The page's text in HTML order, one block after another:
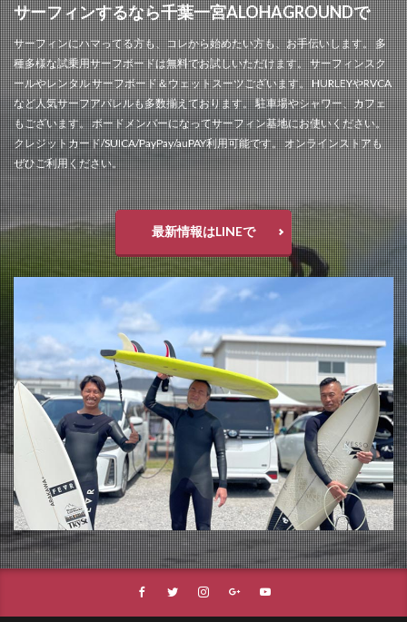
サーフィンするなら千葉一宮ALOHAGROUNDで
サーフィンにハマってる方も、コレから始めたい方も、お手伝いします。 多
種多様な試乗用サーフボードは無料でお試しいただけます。 サーフィンスク
ールやレンタル サーフボード＆ウェットスーツございます。 HURLEYやRVCA
など人気サーフアパレルも多数揃えております。 駐車場やシャワー、カフェ
もございます。 ボードメンバーになってサーフィン基地にお使いください。
クレジットカード/SUICA/PayPay/auPAY利用可能です。 オンラインストアも
ぜひご利用ください。
最新情報はLINEで